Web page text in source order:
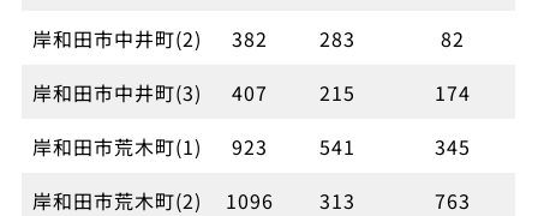
岸和田市中井町(2)
382 283
82
岸和田市中井町(3)
407 215
174
岸和田市荒木町(1)
923 541
345
岸和田市荒木町(2)
1096 313
763